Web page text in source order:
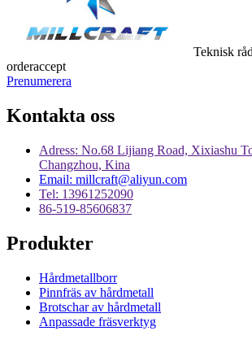
Teknisk
orderaccept
Prenumerera
Kontakta oss
Adress: No.68 Lijiang Road, Xixiashu
Changzhou, Kina
Email: millcraft@aliyun.com
Tel: 13961252090
86-519-85606837
Produkter
Hårdmetallborr
Pinnfräs av hårdmetall
Brotschar av hårdmetall
Anpassade fräsverktyg